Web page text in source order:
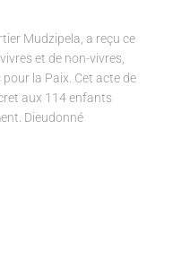
Mudzipela, a reçu ce
et de non-vivres,
la Paix. Cet acte de
aux 114 enfants
Dieudonné